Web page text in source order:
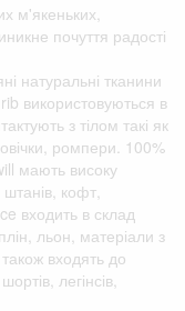
м'якеньких,
почуття радості
натуральні тканини
використовуються в
з тілом такі як
ромпери. 100%
мають високу
штанів, кофт,
входить в склад
льон, матеріали з
входять до
легінсів,